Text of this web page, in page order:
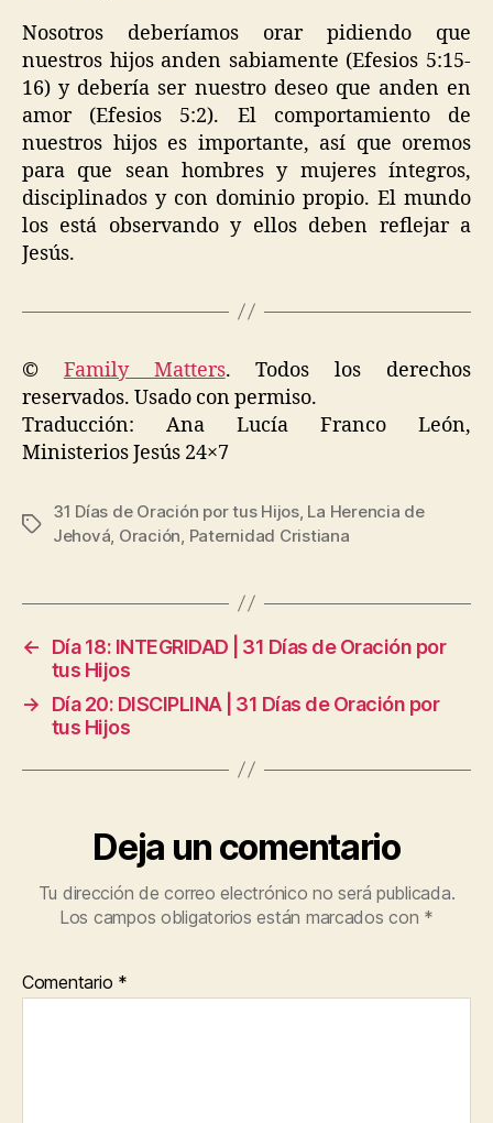
Nosotros deberíamos orar pidiendo que
nuestros hijos anden sabiamente (Efesios 5:15-
16) y debería ser nuestro deseo que anden en
amor (Efesios 5:2). El comportamiento de
nuestros hijos es importante, así que oremos
para que sean hombres y mujeres íntegros,
disciplinados y con dominio propio. El mundo
los está observando y ellos deben reflejar a
Jesús.
© Family Matters. Todos los derechos
reservados. Usado con permiso.
Traducción: Ana Lucía Franco León,
Ministerios Jesús 24×7
Etiquetas
31 Días de Oración por tus Hijos, La Herencia de
Jehová, Oración, Paternidad Cristiana
←
Día 18: INTEGRIDAD | 31 Días de Oración por
tus Hijos
→
Día 20: DISCIPLINA | 31 Días de Oración por
tus Hijos
Deja un comentario
Tu dirección de correo electrónico no será publicada.
Los campos obligatorios están marcados con *
Comentario *